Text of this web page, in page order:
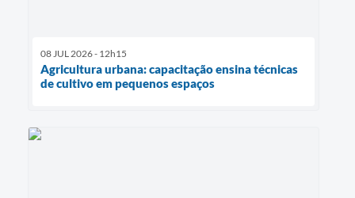
08 JUL 2026 - 12h15
Agricultura urbana: capacitação ensina técnicas
de cultivo em pequenos espaços